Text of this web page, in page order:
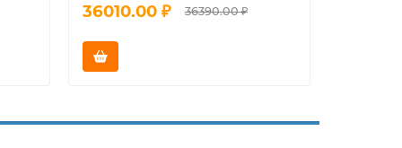
36010.00 ₽ 36390.00 ₽